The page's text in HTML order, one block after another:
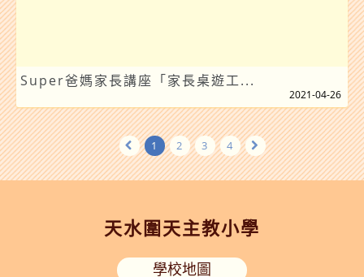
Super爸媽家長講座「家長桌遊工...
2021-04-26
1 2 3 4
天水圍天主教小學
學校地圖